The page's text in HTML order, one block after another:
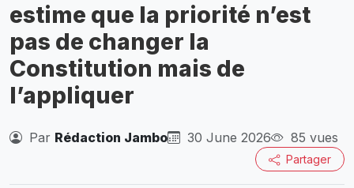
estime que la priorité n’est
pas de changer la
Constitution mais de
l’appliquer
Par Rédaction Jambo 30 June 2026 85 vues
Partager